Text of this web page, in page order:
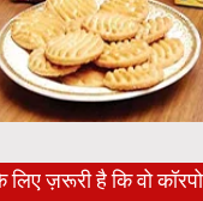
लिए ज़रूरी है कि वो